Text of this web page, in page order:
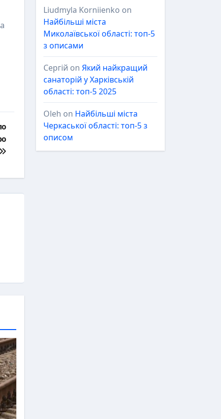
Liudmyla Korniienko on
Найбільші міста
Миколаївської області: топ-5
з описами
Сергій on Який найкращий
санаторій у Харківській
області: топ-5 2025
Oleh on Найбільші міста
Черкаської області: топ-5 з
описом